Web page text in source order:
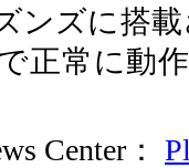
ンズに搭
正常に動
Center：